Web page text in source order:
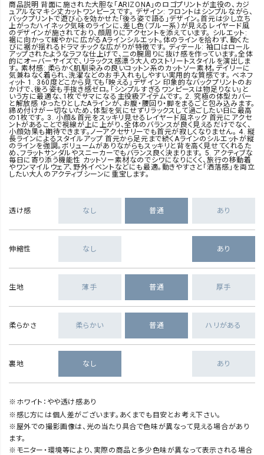
商品説明 背面に施された大胆な「ARIZONA」のロゴプリントが主役の、カジ
ュアルなマキシ丈カットワンピースです。 デザイン: フロントはシンプルながら、
バックプリントで遊び心を効かせた「後ろ姿で語る」デザイン。首元は少し立ち
上がったハイネック気味のラインに、差し色（ブルー系）が見えるレイヤード風
のデザインが施されており、顔周りにアクセントを添えています。 シルエット:
裾に向かって緩やかに広がるAラインシルエット。体のラインを拾わず、動くた
びに裾が揺れるドラマチックな広がりが特徴です。 ディテール: 袖口はロール
アップされたようなラフな仕上げで、二の腕周りに抜け感を作っています。全体
的にオーバーサイズで、リラックス感漂う大人のストリートスタイルを演出しま
す。 素材感: 柔らかく肌馴染みの良いコットン系のカットソー素材。デイリーに
気兼ねなく着られ、洗濯などのお手入れもしやすい実用的な質感です。 ベネフ
ィット 1. 360度どこから見ても「映える」デザイン 印象的なバックプリントのお
かげで、後ろ姿も手抜き感ゼロ。「シンプルすぎるワンピースは物足りない」と
いう方に最適な、1枚でサマになる主役級アイテムです。 2. 究極の体型カバー
と解放感 ゆったりとしたAラインが、お腹・腰回り・脚をまるごと包み込みます。
締め付けが一切ないため、体型を気にせずリラックスして過ごしたい日に最高
の1枚です。 3. 小顔＆首元をスッキリ見せるレイヤード風ネック 首元にアクセ
ントがあることで視線が上に上がり、全体のバランスが良く見えるだけでなく、
小顔効果も期待できます。ノーアクセサリーでも首元が寂しくなりません。 4. 縦
長ラインによるスタイルアップ 首元から足元まで続くAラインのシルエットが縦
のラインを強調。ボリュームがありながらもスッキリと背を高く見せてくれるた
め、フラットサンダルやスニーカーでもバランス良く決まります。 5. アクティブな
毎日に寄り添う機能性 カットソー素材なのでシワになりにくく、旅行の移動着
やワンマイルウェア、野外イベントなどにも最適。動きやすさと「洒落感」を両立
したい大人のアクティブシーンに重宝します。
透け感 なし 普通 あり
伸縮性 なし あり
生地 薄手 普通 厚手
柔らかさ 柔らかい 普通 ハリがある
裏地 なし あり
※ホワイト：やや透け感あり
※感じ方には個人差がございます。あくまでも目安とお考え下さい。
※屋外での撮影画像は、光の当たり具合で色味が異なって見える場合があり
ます。
※モニター・環境等により、実際の商品と多少色味が異なって表示される場合